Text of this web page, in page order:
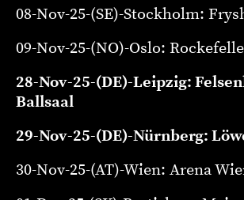
08-Nov-25-(SE)-Stockholm:
09-Nov-25-(NO)-Oslo:
28-Nov-25-(DE)-Leipzig:
Ballsaal
29-Nov-25-(DE)-Nürnberg:
30-Nov-25-(AT)-Wien: Arena